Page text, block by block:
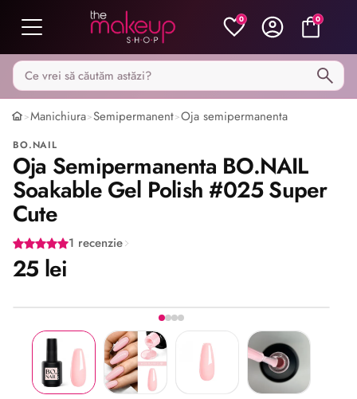
0 0
Caută pe MakeupShop
>Manichiura>Semipermanent>Oja semipermanenta
BO.NAIL
Oja Semipermanenta BO.NAIL
Soakable Gel Polish #025 Super
Cute
1 recenzie
25 lei
Share
Imaginea 1 din 4